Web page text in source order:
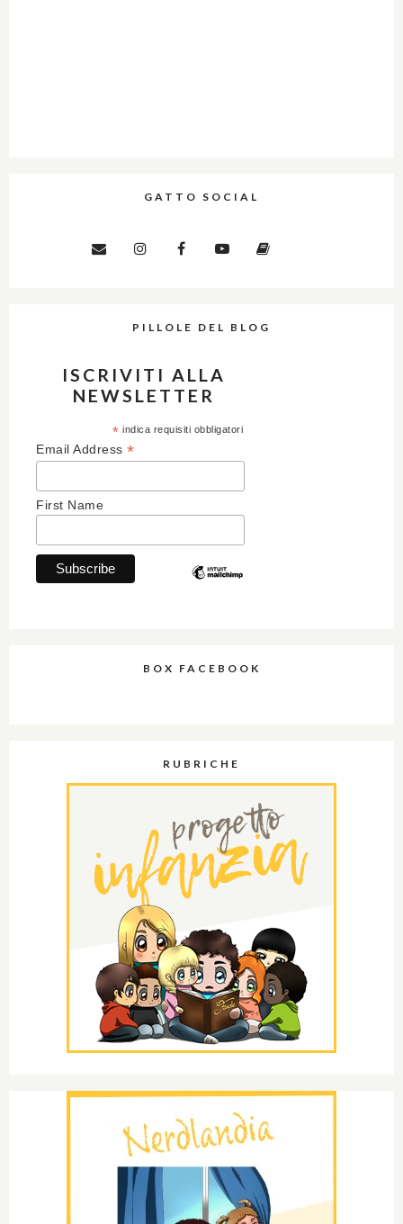
GATTO SOCIAL
PILLOLE DEL BLOG
ISCRIVITI ALLA
NEWSLETTER
* indica requisiti obbligatori
Email Address *
First Name
BOX FACEBOOK
RUBRICHE